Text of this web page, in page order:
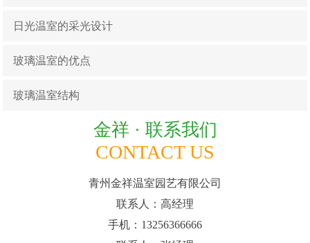
日光温室的采光设计
玻璃温室的优点
玻璃温室结构
金祥 · 联系我们
CONTACT US
青州金祥温室园艺有限公司
联系人：高经理
手机：13256366666